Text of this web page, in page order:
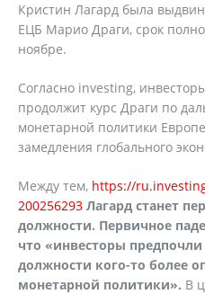
Кристин Лагард была
ЕЦБ Марио Драги, срок
ноябре.
Согласно investing,
продолжит курс Драги по
монетарной политики
замедления глобального
Между тем, https://
200256293 Лагард станет
должности. Первичное
что «инвесторы
должности кого-то более
монетарной политики». В